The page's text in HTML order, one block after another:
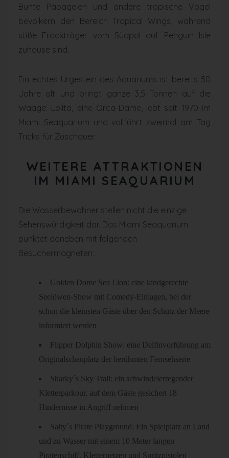
Bunte Papageien und andere tropische Vögel
bevölkern den Bereich Tropical Wings, während
süße Frackträger vom Südpol auf Penguin Isle
zuhause sind.
Ein echtes Urgestein des Aquariums ist bereits 50
Jahre alt und bringt ganze 3,5 Tonnen auf die
Waage: Lolita, eine Orca-Dame, lebt seit 1970 im
Miami Seaquarium und vollführt zweimal am Tag
Tricks für Zuschauer.
WEITERE ATTRAKTIONEN
IM MIAMI SEAQUARIUM
Die Wasserbewohner stellen nicht die einzige
Sehenswürdigkeit dar. Das Miami Seaquarium
punktet daneben mit folgenden
Besuchermagneten:
Golden Dome Sea Lion: eine kindgerechte
Seelöwen-Show mit Comedy-Einlagen, bei der
schon die kleinsten Gäste über den Schutz der Meere
informiert werden
Flipper Dolphin Show: eine Delfinvorführung am
Originalschauplatz der berühmten Fernsehserie
Sharky´s Sky Trail: ein schwindelerregender
Kletterparkour, auf dem Gäste gesichert 18
Hindernisse in Angriff nehmen
Salty´s Pirate Playground: Ein Spielplatz an Land
und zu Wasser mit einem 10 Meter langen
Piratenschiff, Kletternetzen und Spritzpistolen